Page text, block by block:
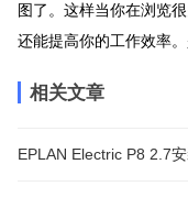
图了。这样当你在浏览
还能提高你的工作效率
相关文章
EPLAN Electric P8 2.7